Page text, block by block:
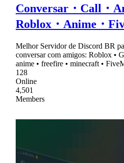
Conversar・Call・
Roblox・Anime・
Melhor Servidor de Discord BR
conversar com amigos: Roblox •
anime • freefire • minecraft •
128
Online
4,501
Members